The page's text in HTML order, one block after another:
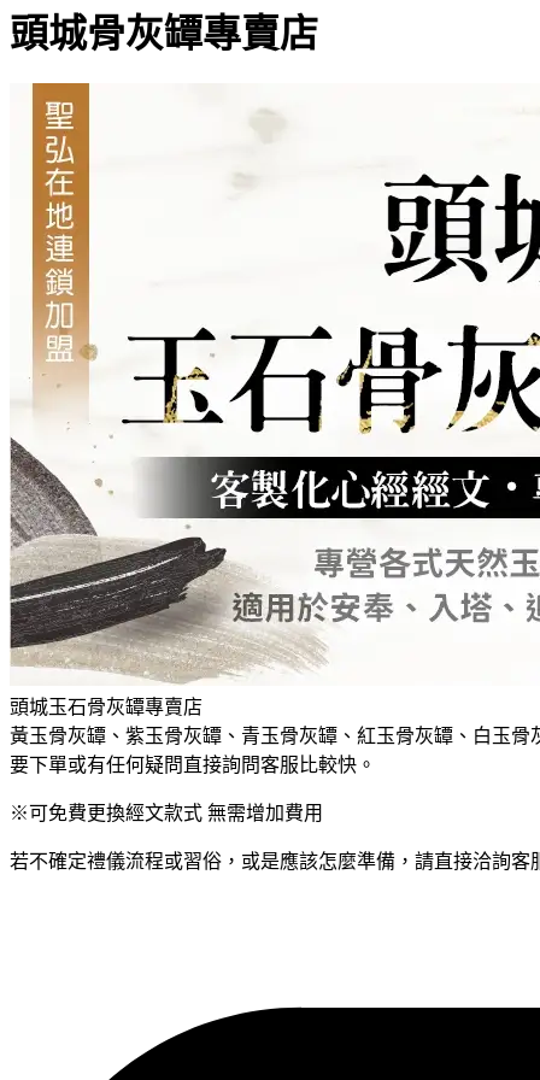
頭城骨灰罈專賣店
頭城玉石骨灰罈專賣店
黃玉骨灰罈、紫玉骨灰罈、青玉骨灰罈、紅玉骨灰罈、白玉
要下單或有任何疑問直接詢問客服比較快。
※可免費更換經文款式 無需增加費用
若不確定禮儀流程或習俗，或是應該怎麼準備，請直接洽詢